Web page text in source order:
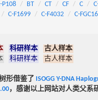
P108 BT CT CF C
C-F1699 C-F4032 C-
科研样本
古人样本
科研样本 古人样本
形借鉴了 ISOGG Y-DNA
，感谢以上网站对人类父系